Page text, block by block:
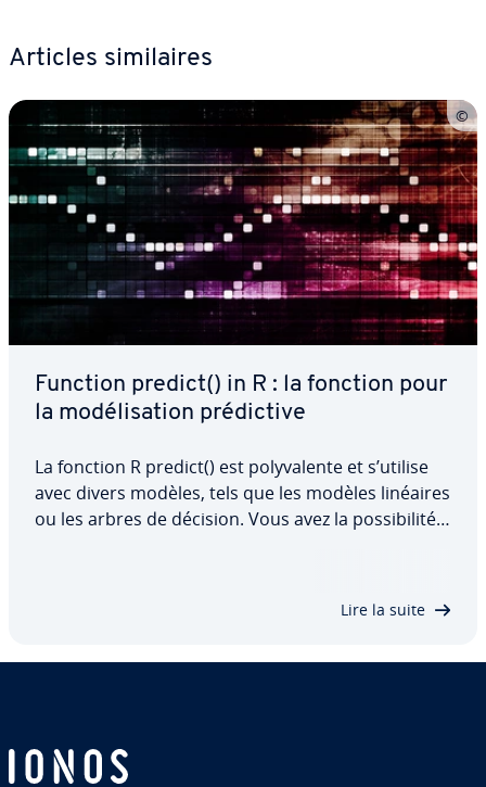
Articles si­mi­laires
Function predict() in R : la fonction pour
la mo­dé­li­sa­tion pré­dic­tive
La fonction R predict() est po­ly­va­lente et s’utilise
avec divers modèles, tels que les modèles linéaires
ou les arbres de décision. Vous avez la pos­si­bi­lité
Lire la suite